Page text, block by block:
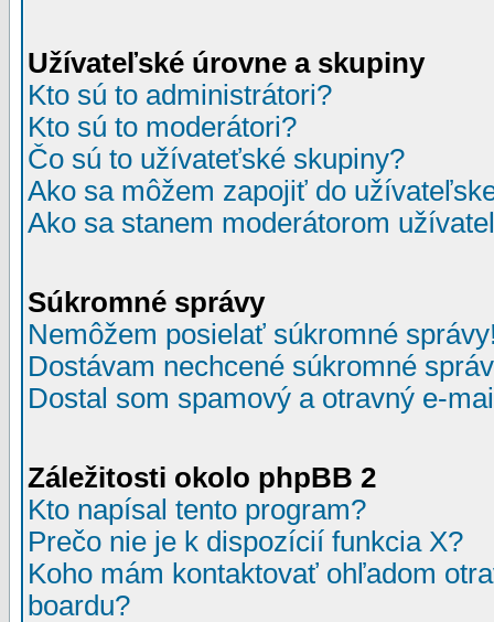
Užívateľské úrovne a skupiny
Kto sú to administrátori?
Kto sú to moderátori?
Čo sú to užívateťské skupiny?
Ako sa môžem zapojiť do
Ako sa stanem moderátorom
Súkromné správy
Nemôžem posielať súkromné
Dostávam nechcené súkromné
Dostal som spamový a otravný e-
Záležitosti okolo phpBB 2
Kto napísal tento program?
Prečo nie je k dispozícií funkcia X?
Koho mám kontaktovať ohľadom
boardu?